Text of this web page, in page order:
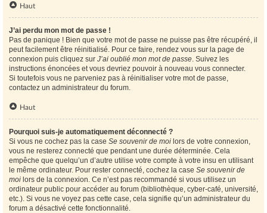
Haut
J’ai perdu mon mot de passe !
Pas de panique ! Bien que votre mot de passe ne puisse pas être récupéré, il
peut facilement être réinitialisé. Pour ce faire, rendez vous sur la page de
connexion puis cliquez sur J’ai oublié mon mot de passe. Suivez les
instructions énoncées et vous devriez pouvoir à nouveau vous connecter.
Si toutefois vous ne parveniez pas à réinitialiser votre mot de passe,
contactez un administrateur du forum.
Haut
Pourquoi suis-je automatiquement déconnecté ?
Si vous ne cochez pas la case Se souvenir de moi lors de votre connexion,
vous ne resterez connecté que pendant une durée déterminée. Cela
empêche que quelqu’un d’autre utilise votre compte à votre insu en utilisant
le même ordinateur. Pour rester connecté, cochez la case Se souvenir de
moi lors de la connexion. Ce n’est pas recommandé si vous utilisez un
ordinateur public pour accéder au forum (bibliothèque, cyber-café, université,
etc.). Si vous ne voyez pas cette case, cela signifie qu’un administrateur du
forum a désactivé cette fonctionnalité.